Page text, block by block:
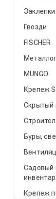
Заклепки
Гвозди
FISCHER
MUNGO
Крепеж
Скрытый
Буры,
Садовый
Крепеж